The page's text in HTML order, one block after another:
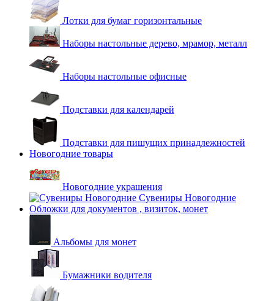
Лотки для бумаг горизонтальные
Наборы настольные дерево, мрамор, металл
Наборы настольные офисные
Подставки для календарей
Подставки для пишущих принадлежностей
Новогодние товары
Новогодние украшения
Сувениры Новогодние
Обложки для документов , визиток, монет
Альбомы для монет
Бумажники водителя